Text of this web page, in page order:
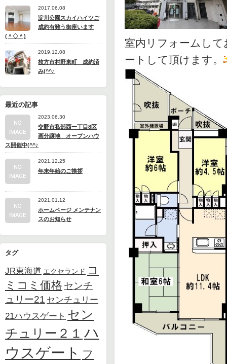
2017.06.08
淀川公園スカイハイツご
成約有難う御座います
(＾◇＾)
2019.12.08
枚方市村野東町 成約済
み(^^♪
最近の記事
2023.06.30
交野市私部西一丁目8区
画分譲地 オープンハウ
ス開催中(^^♪
2021.12.25
年末年始のご挨拶
2021.01.12
ホームページ メンテナン
スのお知らせ
タグ
JR東海道 エクセランド コ
ミコミ価格 センチ
ュリー21 センチュリー
21ハウスゲート セン
チュリー２１ ハ
ウスゲート フ
室内リフォームし
ートして頂けます。